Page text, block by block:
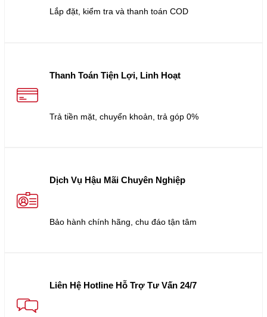
Lắp đặt, kiểm tra và thanh toán COD
Thanh Toán Tiện Lợi, Linh Hoạt
Trả tiền mặt, chuyển khoản, trả góp 0%
Dịch Vụ Hậu Mãi Chuyên Nghiệp
Bảo hành chính hãng, chu đáo tận tâm
Liên Hệ Hotline Hỗ Trợ Tư Vấn 24/7